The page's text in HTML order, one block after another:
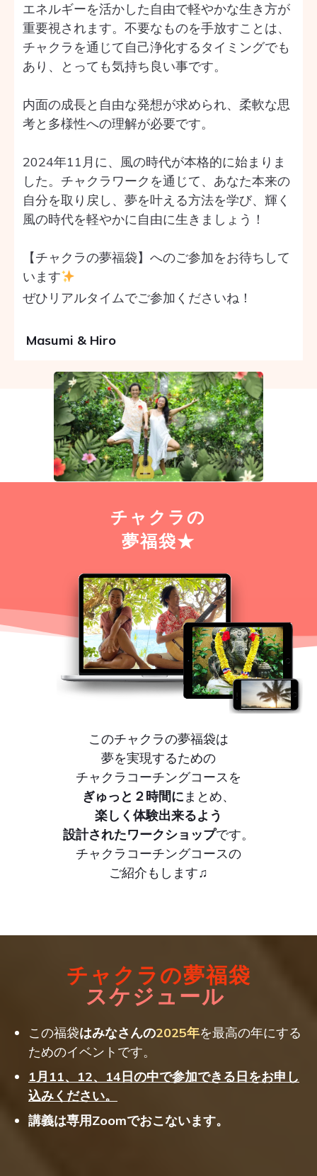
エネルギーを活かした自由で軽やかな生き方が
重要視されます。不要なものを手放すことは、
チャクラを通じて自己浄化するタイミングでも
あり、とっても気持ち良い事です。
内面の成長と自由な発想が求められ、柔軟な思
考と多様性への理解が必要です。
2024年11月に、風の時代が本格的に始まりま
した。チャクラワークを通じて、あなた本来の
自分を取り戻し、夢を叶える方法を学び、輝く
風の時代を軽やかに自由に生きましょう！
【チャクラの夢福袋】へのご参加をお待ちして
います
ぜひ リアルタイムでご参加くださいね！
Masumi & Hiro
チャクラの
夢福袋★
このチャクラの夢福袋は
夢を実現するための
チャクラコーチングコースを
ぎゅっと２時間にまとめ、
楽しく体験出来るよう
設計されたワークショップです。
チャクラコーチングコースの
ご紹介もします♫
チャクラの夢福袋
スケジュール
この福袋はみなさんの2025年を最高の年にする
ためのイベントです。
1月11、 12、14日の中で参加できる日をお申し
込みください。
講義は専用Zoomでおこないます。